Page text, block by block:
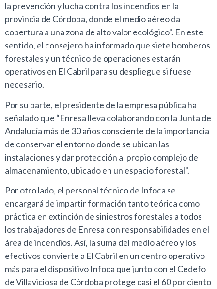
la prevención y lucha contra los incendios en la
provincia de Córdoba, donde el medio aéreo da
cobertura a una zona de alto valor ecológico”. En este
sentido, el consejero ha informado que siete bomberos
forestales y un técnico de operaciones estarán
operativos en El Cabril para su despliegue si fuese
necesario.
Por su parte, el presidente de la empresa pública ha
señalado que “Enresa lleva colaborando con la Junta de
Andalucía más de 30 años consciente de la importancia
de conservar el entorno donde se ubican las
instalaciones y dar protección al propio complejo de
almacenamiento, ubicado en un espacio forestal”.
Por otro lado, el personal técnico de Infoca se
encargará de impartir formación tanto teórica como
práctica en extinción de siniestros forestales a todos
los trabajadores de Enresa con responsabilidades en el
área de incendios. Así, la suma del medio aéreo y los
efectivos convierte a El Cabril en un centro operativo
más para el dispositivo Infoca que junto con el Cedefo
de Villaviciosa de Córdoba protege casi el 60 por ciento